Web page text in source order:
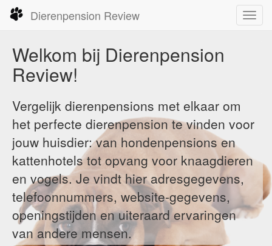
Dierenpension Review
Welkom bij Dierenpension
Review!
Vergelijk dierenpensions met elkaar om
het perfecte dierenpension te vinden voor
jouw huisdier: van hondenpensions en
kattenhotels tot opvang voor knaagdieren
en vogels. Je vindt hier adresgegevens,
telefoonnummers, website-gegevens,
openingstijden en uiteraard ervaringen
van andere mensen.